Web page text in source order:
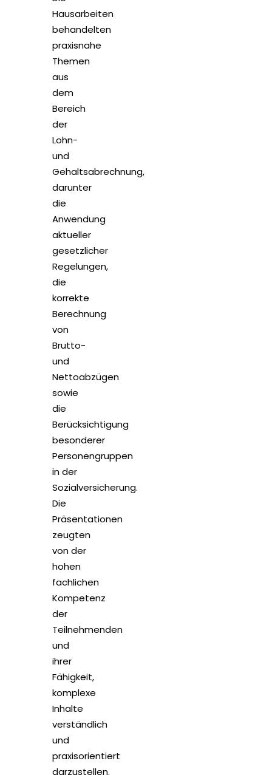
Hausarbeiten
behandelten
praxisnahe
Themen
aus
dem
Bereich
der
Lohn-
und
Gehaltsabrechnung,
darunter
die
Anwendung
aktueller
gesetzlicher
Regelungen,
die
korrekte
Berechnung
von
Brutto-
und
Nettoabzügen
sowie
die
Berücksichtigung
besonderer
Personengruppen
in der
Sozialversicherung.
Die
Präsentationen
zeugten
von der
hohen
fachlichen
Kompetenz
der
Teilnehmenden
und
ihrer
Fähigkeit,
komplexe
Inhalte
verständlich
und
praxisorientiert
darzustellen.